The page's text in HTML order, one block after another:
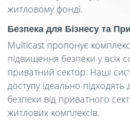
житловому фонді.
Безпека для Бізнесу та
Multicast пропонує
підвищення безпеки у всіх
приватний сектор. Наші
доступу ідеально
безпеки від приватного
житлових комплексів.